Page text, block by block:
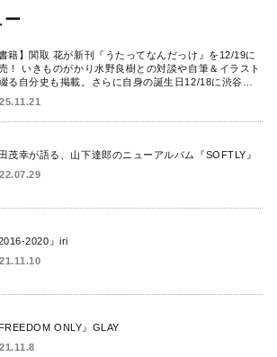
ー
書籍】関取 花が新刊『うたってなんだっけ』を12/19に
！ いきものがかり水野良樹との対談や自筆＆イラスト
る自分史も掲載。さらに自身の誕生日12/18に渋谷で
茂幸が語る、山下達郎のニューアルバム『SOFTLY』
2016-2020』iri
FREEDOM ONLY』GLAY